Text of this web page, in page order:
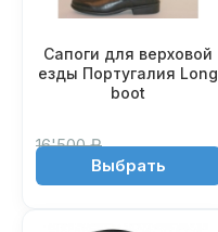
Сапоги для верховой
езды Португалия Long
boot
16'500 ₽
10'990 ₽Выбрать